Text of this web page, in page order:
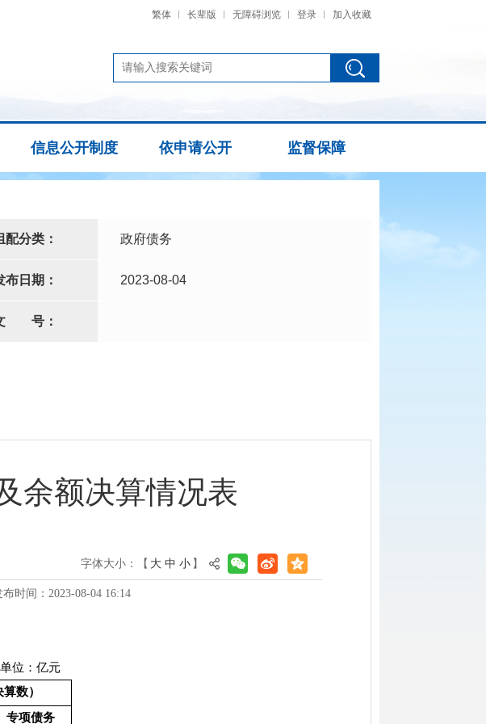
繁体 长辈版 无障碍浏览 登录 加入收藏
信息公开制度 依申请公开 监督保障
配分类： 政府债务
布日期： 2023-08-04
号：
余额决算情况表
字体大小：【 大 中 小 】
布时间：2023-08-04 16:14
单位：亿元
数）
专项债务